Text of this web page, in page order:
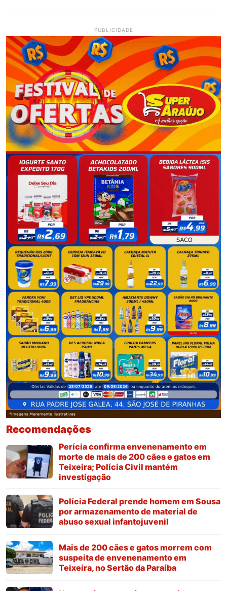
PUBLICIDADE
Recomendações
Perícia confirma envenenamento em
morte de mais de 200 cães e gatos em
Teixeira; Polícia Civil mantém
investigação
Polícia Federal prende homem em Sousa
por armazenamento de material de
abuso sexual infantojuvenil
Mais de 200 cães e gatos morrem com
suspeita de envenenamento em
Teixeira, no Sertão da Paraíba